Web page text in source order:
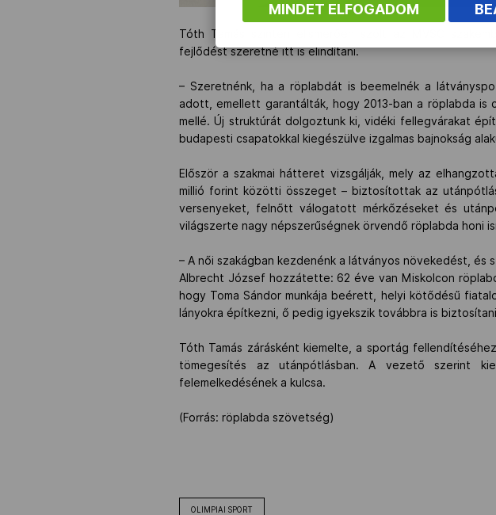
Tóth Tamás szintén elismerően szólt az MVSC
fejlődést szeretné itt is elindítani.
– Szeretnénk, ha a röplabdát is beemelnék a
adott, emellett garantálták, hogy 2013-ban a röplabda is
mellé. Új struktúrát dolgoztunk ki, vidéki fellegvárakat
budapesti csapatokkal kiegészülve izgalmas bajnokság
Először a szakmai hátteret vizsgálják, mely az
millió forint közötti összeget – biztosítottak az
versenyeket, felnőtt válogatott mérkőzéseket és
világszerte nagy népszerűségnek örvendő röplabda honi
– A női szakágban kezdenénk a látványos növekedést, és
Albrecht József hozzátette: 62 éve van Miskolcon
hogy Toma Sándor munkája beérett, helyi kötődésű
lányokra építkezni, ő pedig igyekszik továbbra is
Tóth Tamás zárásként kiemelte, a sportág
tömegesítés az utánpótlásban. A vezető szerint
felemelkedésének a kulcsa.
(Forrás: röplabda szövetség)
OLIMPIAI SPORT
MINDET ELFOGADOM